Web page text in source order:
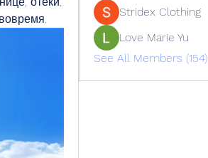
Stridex Clothing
Love Marie Yu
See All Members (154)